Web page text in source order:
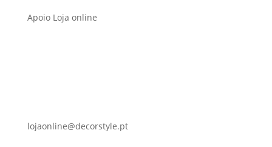
Apoio Loja online
lojaonline@decorstyle.pt